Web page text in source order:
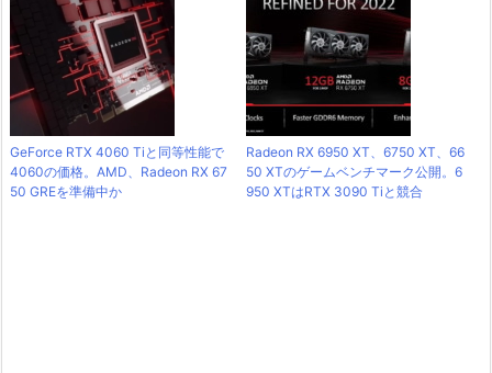
GeForce RTX 4060 Tiと同等性能で
4060の価格。AMD、Radeon RX 67
50 GREを準備中か
Radeon RX 6950 XT、6750 XT、66
50 XTのゲームベンチマーク公開。6
950 XTはRTX 3090 Tiと競合